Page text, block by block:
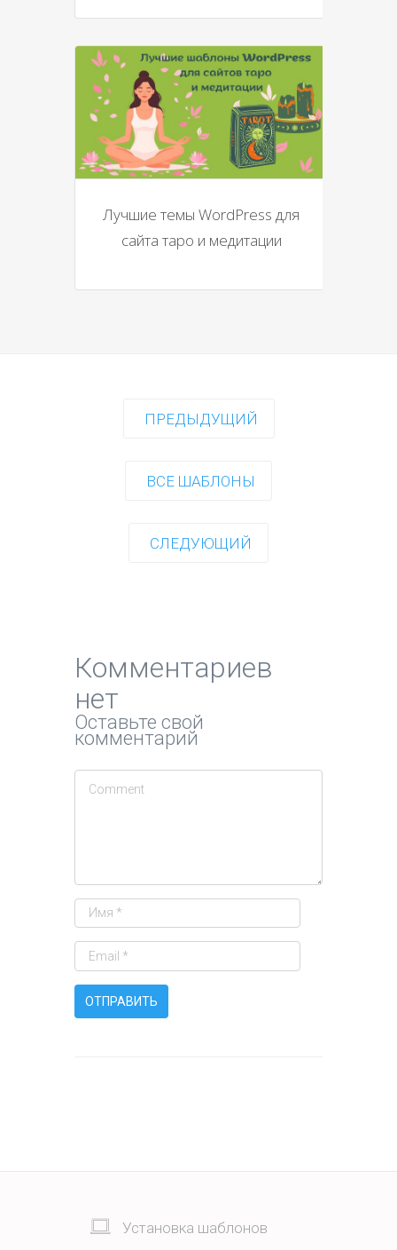
Лучшие темы WordPress для
сайта таро и медитации
ПРЕДЫДУЩИЙ
ВСЕ ШАБЛОНЫ
СЛЕДУЮЩИЙ
Комментариев
нет
Оставьте свой
комментарий
Установка шаблонов